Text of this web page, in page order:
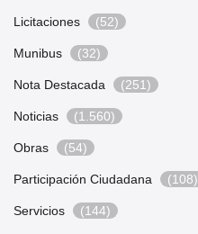
Licitaciones (52)
Munibus (32)
Nota Destacada (251)
Noticias (1.560)
Obras (54)
Participación Ciudadana (108)
Servicios (144)